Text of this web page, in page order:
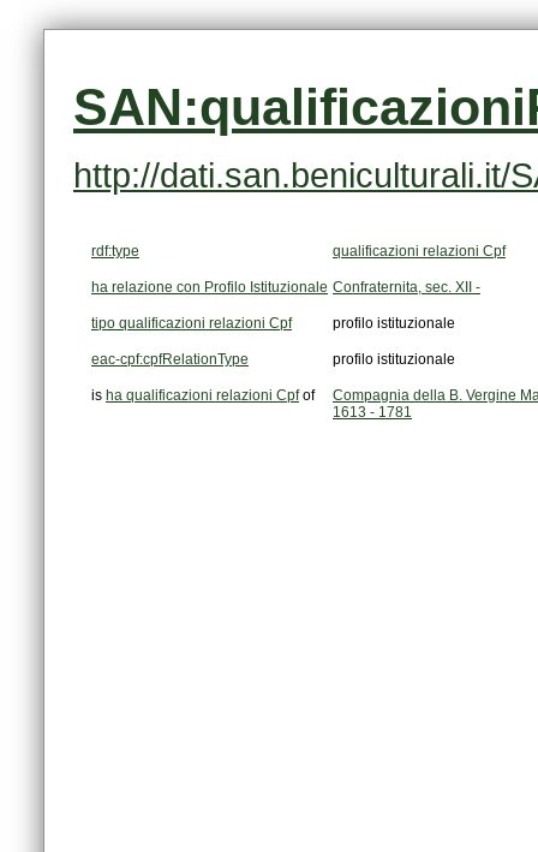
http://dati.san.beniculturali.it/
rdf:type qualificazioni relazioni Cpf
ha relazione con Profilo Istituzionale Confraternita, sec. XII -
tipo qualificazioni relazioni Cpf profilo istituzionale
eac-cpf:cpfRelationType profilo istituzionale
is ha qualificazioni relazioni Cpfof
1613 - 1781